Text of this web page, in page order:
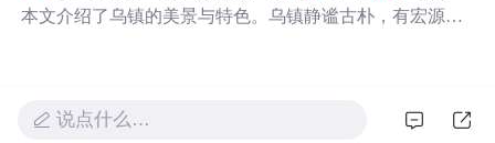
时享受假期 。
本文介绍了乌镇的美景与特色。乌镇静谧古朴，有宏源泰
说点什么…